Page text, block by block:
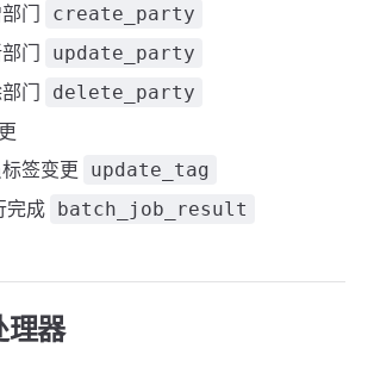
门
create_party
门 update_party
门 delete_party
签变更
update_tag
完成 batch_job_result
理器